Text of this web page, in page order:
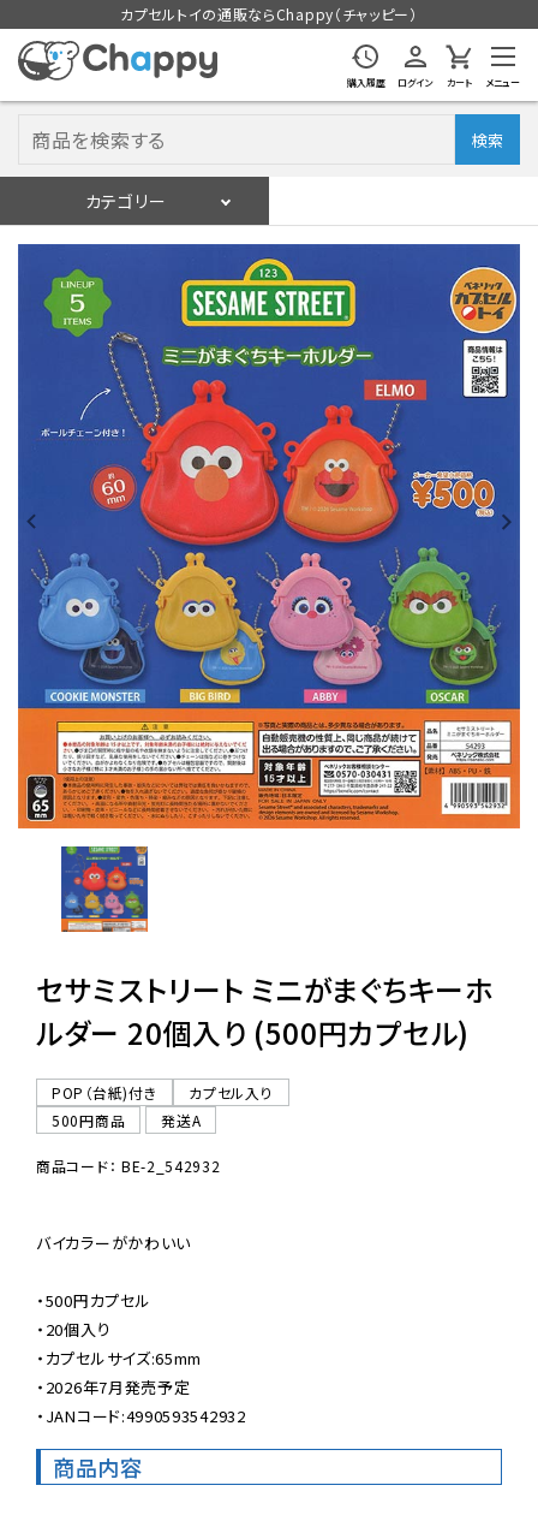
カプセルトイの通販ならChappy（チャッピー）
購入履歴 ログイン カート メニュー
検索
カテゴリー
入荷スケジュールをチェック
カプセルトイマシン本体
カプセルトイ
販促用空カプセル
レンタル
景品・玩具・文具
販促用カプセルトイ
よくあるご質問
06-6282-7659
セサミストリート ミニがまぐちキーホ
ルダー 20個入り (500円カプセル)
POP（台紙)付き
カプセル入り
500円商品
発送A
商品コード： BE-2_542932
バイカラーがかわいい
・500円カプセル
・20個入り
・カプセルサイズ:65mm
・2026年7月発売予定
・JANコード:4990593542932
商品内容